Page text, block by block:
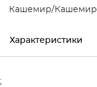
Кашемир/Кашемир
Характеристики
;